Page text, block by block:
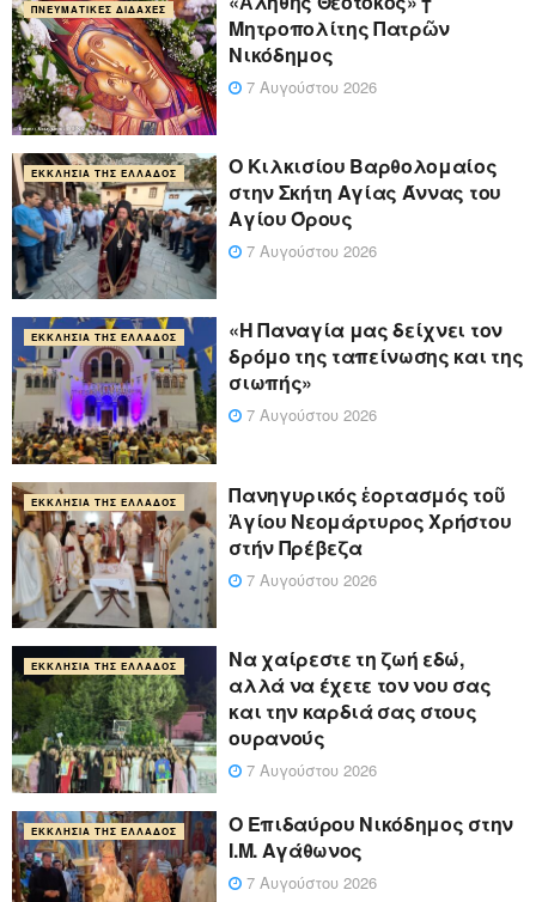
ΠΝΕΥΜΑΤΙΚΈΣ ΔΙΔΑΧΈΣ
Μητροπολίτης Πατρῶν
Νικόδημος
7 Αυγούστου 2026
ΕΚΚΛΗΣΊΑ ΤΗΣ ΕΛΛΆΔΟΣ
Ο Κιλκισίου Βαρθολομαίος
στην Σκήτη Αγίας Άννας του
Αγίου Όρους
7 Αυγούστου 2026
ΕΚΚΛΗΣΊΑ ΤΗΣ ΕΛΛΆΔΟΣ
«Η Παναγία μας δείχνει τον
δρόμο της ταπείνωσης και της
σιωπής»
7 Αυγούστου 2026
ΕΚΚΛΗΣΊΑ ΤΗΣ ΕΛΛΆΔΟΣ
Πανηγυρικός ἑορτασμός τοῦ
Ἁγίου Νεομάρτυρος Χρήστου
στήν Πρέβεζα
7 Αυγούστου 2026
ΕΚΚΛΗΣΊΑ ΤΗΣ ΕΛΛΆΔΟΣ
Να χαίρεστε τη ζωή εδώ,
αλλά να έχετε τον νου σας
και την καρδιά σας στους
ουρανούς
7 Αυγούστου 2026
ΕΚΚΛΗΣΊΑ ΤΗΣ ΕΛΛΆΔΟΣ
Ο Επιδαύρου Νικόδημος στην
Ι.Μ. Αγάθωνος
7 Αυγούστου 2026